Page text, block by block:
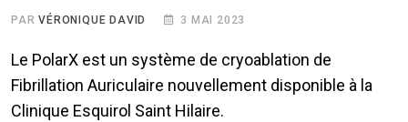
PARVÉRONIQUE DAVID 3 MAI 2023
Le PolarX est un système de cryoablation de
Fibrillation Auriculaire nouvellement disponible à la
Clinique Esquirol Saint Hilaire.